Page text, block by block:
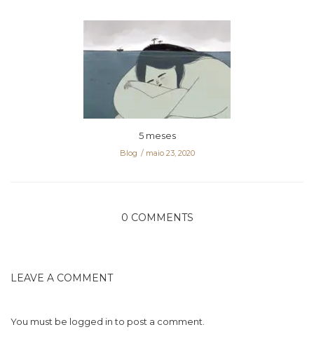
5 meses
Blog maio 23, 2020
0 COMMENTS
LEAVE A COMMENT
You must be logged into post a comment.